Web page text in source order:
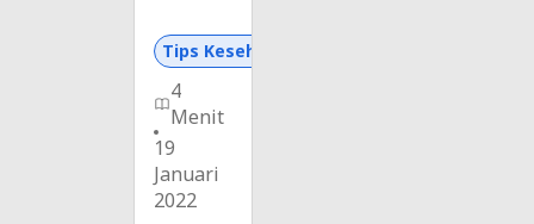
Tips Kesehatan dan Asuransi
4
Menit
19
Januari
2022